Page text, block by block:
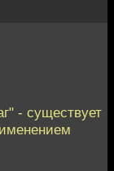
- существует